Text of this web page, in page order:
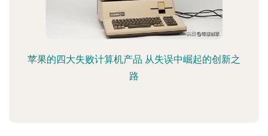
苹果的四大失败计算机产品 从失误中崛起的创新之
路